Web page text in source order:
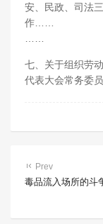
安、民政、司法
作……
七、关于组织劳
代表大会常务委
Prev
毒品流入场所的斗